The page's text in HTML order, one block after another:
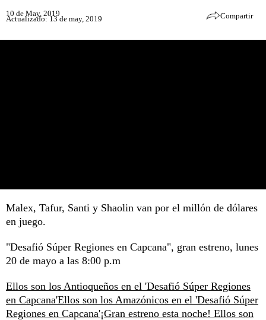
10 de May, 2019
Actualizado: 13 de may, 2019 Compartir
Malex, Tafur, Santi y Shaolin van por el millón de dólares
en juego.
"Desafió Súper Regiones en Capcana", gran estreno, lunes
20 de mayo a las 8:00 p.m
Ellos son los Antioqueños en el 'Desafió Súper Regiones
en Capcana'Ellos son los Amazónicos en el 'Desafió Súper
Regiones en Capcana'¡Gran estreno esta noche! Ellos son